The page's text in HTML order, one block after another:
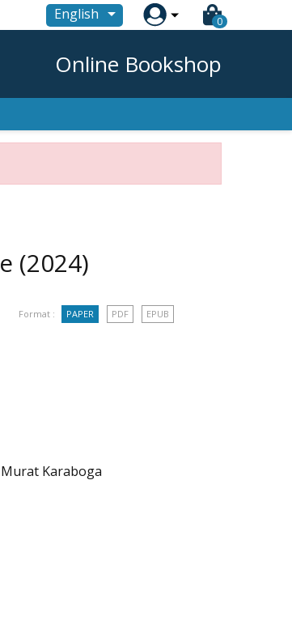
English  0
Online Bookshop
(2024)
Format : PAPER PDF EPUB
Murat Karaboga